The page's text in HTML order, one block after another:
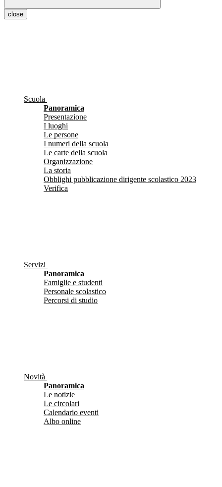
close
Scuola
Panoramica
Presentazione
I luoghi
Le persone
I numeri della scuola
Le carte della scuola
Organizzazione
La storia
Obblighi pubblicazione dirigente scolastico 2023
Verifica
Servizi
Panoramica
Famiglie e studenti
Personale scolastico
Percorsi di studio
Novità
Panoramica
Le notizie
Le circolari
Calendario eventi
Albo online